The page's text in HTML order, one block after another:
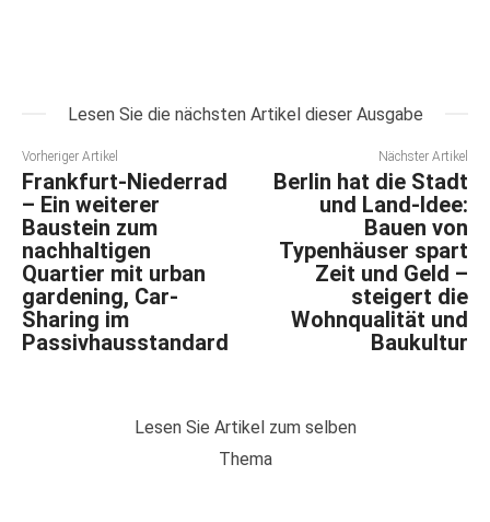
Lesen Sie die nächsten Artikel dieser Ausgabe
Vorheriger Artikel
Frankfurt-Niederrad
– Ein weiterer
Baustein zum
nachhaltigen
Quartier mit urban
gardening, Car-
Sharing im
Passivhausstandard
Nächster Artikel
Berlin hat die Stadt
und Land-Idee:
Bauen von
Typenhäuser spart
Zeit und Geld –
steigert die
Wohnqualität und
Baukultur
Lesen Sie Artikel zum selben
Thema